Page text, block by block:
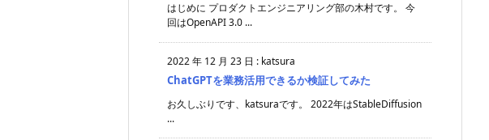
はじめに プロダクトエンジニアリング部の木村です。 今
回はOpenAPI 3.0 ...
2022 年 12 月 23 日 : katsura
ChatGPTを業務活用できるか検証してみた
お久しぶりです、katsuraです。 2022年はStableDiffusion
...